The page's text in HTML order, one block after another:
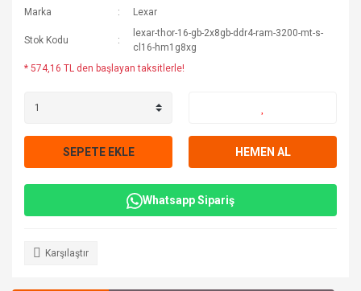
Marka
Lexar
Stok Kodu
lexar-thor-16-gb-2x8gb-ddr4-ram-3200-mt-s-
cl16-hm1g8xg
* 574,16 TL den başlayan taksitlerle!
SEPETE EKLE HEMEN AL
Whatsapp Sipariş
Karşılaştır